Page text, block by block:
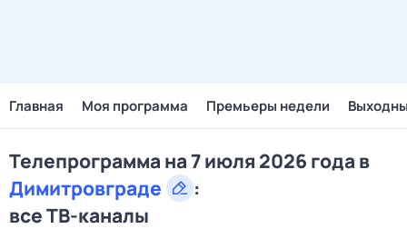
Главная Моя программа Премьеры недели
Телепрограмма на 7 июля 2026 года в
Димитровграде
:
все ТВ-каналы